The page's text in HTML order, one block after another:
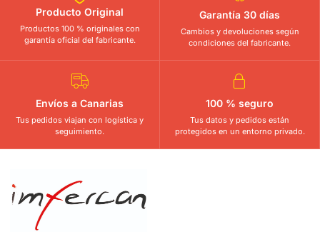
Producto Original
Productos 100 % originales con
garantía oficial del fabricante.
Garantía 30 días
Cambios y devoluciones según
condiciones del fabricante.
Envíos a Canarias
Tus pedidos viajan con logística y
seguimiento.
100 % seguro
Tus datos y pedidos están
protegidos en un entorno privado.